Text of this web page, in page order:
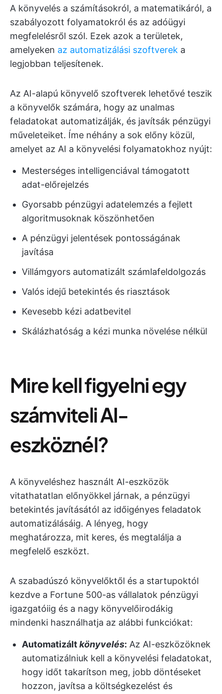
A könyvelés a számításokról, a matematikáról, a
szabályozott folyamatokról és az adóügyi
megfelelésről szól. Ezek azok a területek,
amelyeken az automatizálási szoftverek a
legjobban teljesítenek.
Az AI-alapú könyvelő szoftverek lehetővé teszik
a könyvelők számára, hogy az unalmas
feladatokat automatizálják, és javítsák pénzügyi
műveleteiket. Íme néhány a sok előny közül,
amelyet az AI a könyvelési folyamatokhoz nyújt:
Mesterséges intelligenciával támogatott
adat-előrejelzés
Gyorsabb pénzügyi adatelemzés a fejlett
algoritmusoknak köszönhetően
A pénzügyi jelentések pontosságának
javítása
Villámgyors automatizált számlafeldolgozás
Valós idejű betekintés és riasztások
Kevesebb kézi adatbevitel
Skálázhatóság a kézi munka növelése nélkül
Mire kell figyelni egy
számviteli AI-
eszköznél?
A könyveléshez használt AI-eszközök
vitathatatlan előnyökkel járnak, a pénzügyi
betekintés javításától az időigényes feladatok
automatizálásáig. A lényeg, hogy
meghatározza, mit keres, és megtalálja a
megfelelő eszközt.
A szabadúszó könyvelőktől és a startupoktól
kezdve a Fortune 500-as vállalatok pénzügyi
igazgatóiig és a nagy könyvelőirodákig
mindenki használhatja az alábbi funkciókat:
Automatizáltkönyvelés: Az AI-eszközöknek
automatizálniuk kell a könyvelési feladatokat,
hogy időt takarítson meg, jobb döntéseket
hozzon, javítsa a költségkezelést és